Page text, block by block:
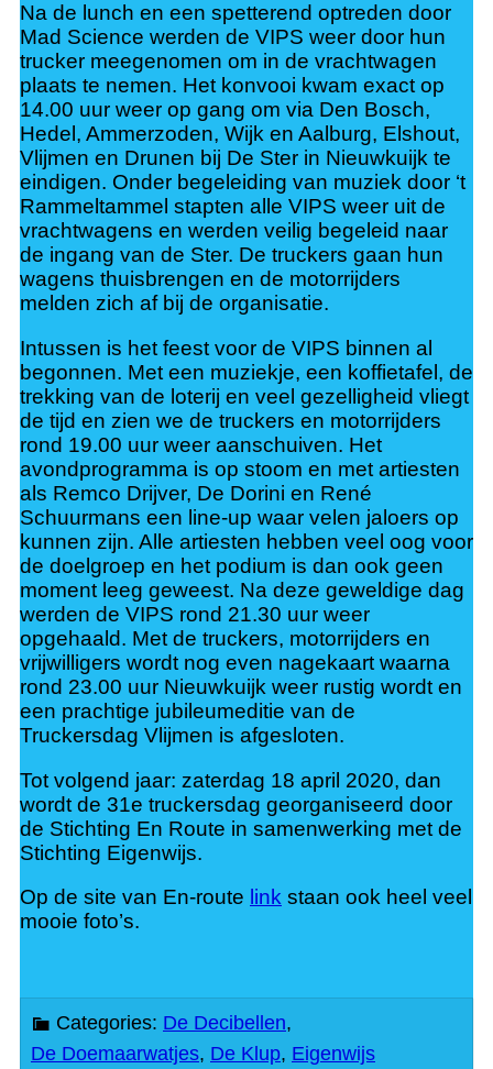
Na de lunch en een spetterend optreden door
Mad Science werden de VIPS weer door hun
trucker meegenomen om in de vrachtwagen
plaats te nemen. Het konvooi kwam exact op
14.00 uur weer op gang om via Den Bosch,
Hedel, Ammerzoden, Wijk en Aalburg, Elshout,
Vlijmen en Drunen bij De Ster in Nieuwkuijk te
eindigen. Onder begeleiding van muziek door ‘t
Rammeltammel stapten alle VIPS weer uit de
vrachtwagens en werden veilig begeleid naar
de ingang van de Ster. De truckers gaan hun
wagens thuisbrengen en de motorrijders
melden zich af bij de organisatie.
Intussen is het feest voor de VIPS binnen al
begonnen. Met een muziekje, een koffietafel, de
trekking van de loterij en veel gezelligheid vliegt
de tijd en zien we de truckers en motorrijders
rond 19.00 uur weer aanschuiven. Het
avondprogramma is op stoom en met artiesten
als Remco Drijver, De Dorini en René
Schuurmans een line-up waar velen jaloers op
kunnen zijn. Alle artiesten hebben veel oog voor
de doelgroep en het podium is dan ook geen
moment leeg geweest. Na deze geweldige dag
werden de VIPS rond 21.30 uur weer
opgehaald. Met de truckers, motorrijders en
vrijwilligers wordt nog even nagekaart waarna
rond 23.00 uur Nieuwkuijk weer rustig wordt en
een prachtige jubileumeditie van de
Truckersdag Vlijmen is afgesloten.
Tot volgend jaar: zaterdag 18 april 2020, dan
wordt de 31e truckersdag georganiseerd door
de Stichting En Route in samenwerking met de
Stichting Eigenwijs.
Op de site van En-route link staan ook heel veel
mooie foto’s.
Categories: De Decibellen,
De Doemaarwatjes, De Klup, Eigenwijs